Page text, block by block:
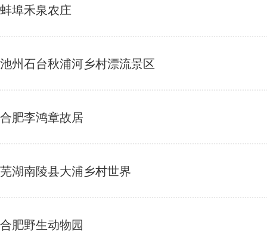
蚌埠禾泉农庄
池州石台秋浦河乡村漂流景区
合肥李鸿章故居
芜湖南陵县大浦乡村世界
合肥野生动物园